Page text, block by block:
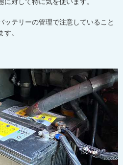
ッテリーの管理で注意していること
。